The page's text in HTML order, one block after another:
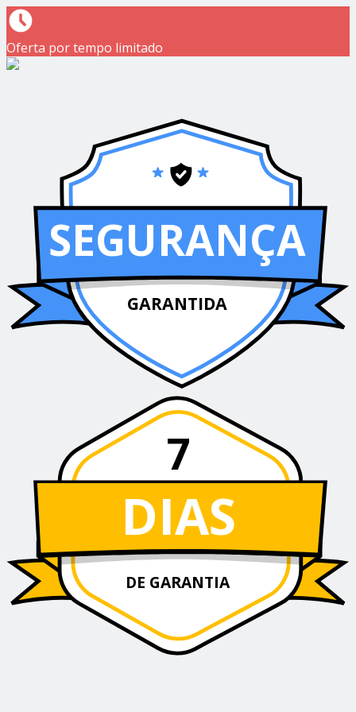
Oferta por tempo limitado
SEGURANÇA
GARANTIDA
7
DIAS
DE GARANTIA